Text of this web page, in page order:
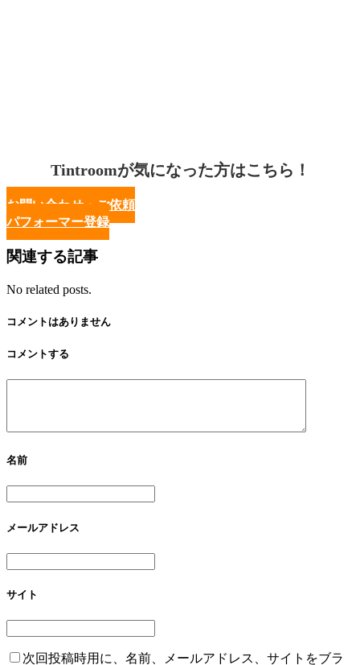
Tintroomが気になった方はこちら！
お問い合わせ・ご依頼
パフォーマー登録
関連する記事
No related posts.
コメントはありません
コメントする
名前
メールアドレス
サイト
次回投稿時用に、名前、メールアドレス、サイトをブラ